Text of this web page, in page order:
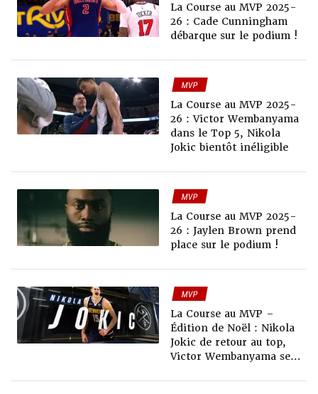
La Course au MVP 2025-
26 : Cade Cunningham
débarque sur le podium !
MVP
La Course au MVP 2025-
26 : Victor Wembanyama
dans le Top 5, Nikola
Jokic bientôt inéligible
MVP
La Course au MVP 2025-
26 : Jaylen Brown prend
place sur le podium !
MVP
La Course au MVP –
Édition de Noël : Nikola
Jokic de retour au top,
Victor Wembanyama se